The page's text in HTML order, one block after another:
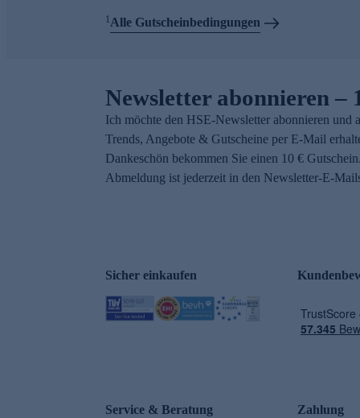
1Alle Gutscheinbedingungen
Newsletter abonnieren –
Ich möchte den HSE-Newsletter abonnieren und
Trends, Angebote & Gutscheine per E-Mail
Dankeschön bekommen Sie einen 10 €
Abmeldung ist jederzeit in den Newsletter-E-
Sicher einkaufen
Service & Beratung Zahlung